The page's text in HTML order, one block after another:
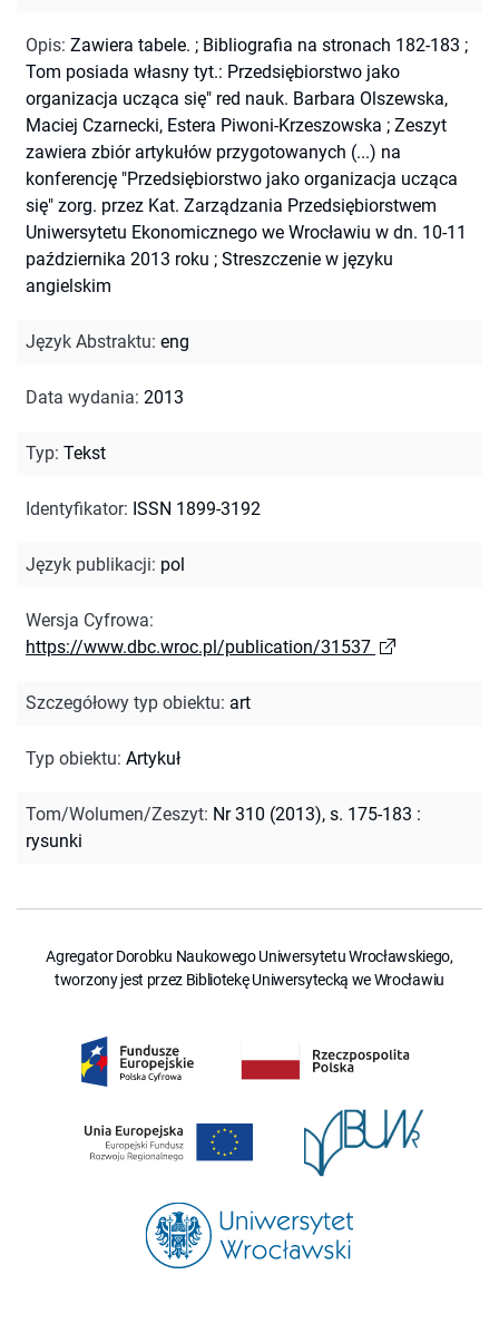
Opis: Zawiera tabele. ; Bibliografia na stronach 182-183 ;
Tom posiada własny tyt.: Przedsiębiorstwo jako
organizacja ucząca się" red nauk. Barbara Olszewska,
Maciej Czarnecki, Estera Piwoni-Krzeszowska ; Zeszyt
zawiera zbiór artykułów przygotowanych (...) na
konferencję "Przedsiębiorstwo jako organizacja ucząca
się" zorg. przez Kat. Zarządzania Przedsiębiorstwem
Uniwersytetu Ekonomicznego we Wrocławiu w dn. 10-11
października 2013 roku ; Streszczenie w języku
angielskim
Język Abstraktu: eng
Data wydania: 2013
Typ: Tekst
Identyfikator: ISSN 1899-3192
Język publikacji: pol
Wersja Cyfrowa:
https://www.dbc.wroc.pl/publication/31537
Szczegółowy typ obiektu: art
Typ obiektu: Artykuł
Tom/Wolumen/Zeszyt: Nr 310 (2013), s. 175-183 :
rysunki
Agregator Dorobku Naukowego Uniwersytetu Wrocławskiego,
tworzony jest przez Bibliotekę Uniwersytecką we Wrocławiu